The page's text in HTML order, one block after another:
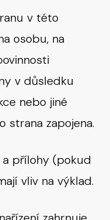
v této
osobu, na
v důsledku
nebo jiné
strana zapojena.
a přílohy (pokud
vliv na výklad.